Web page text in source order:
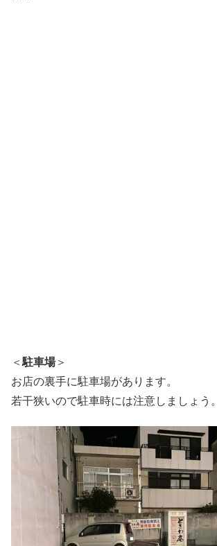
＜ 駐車場＞
お店の裏手に駐車場があります。
若干狭いので駐車時には注意しましょう。